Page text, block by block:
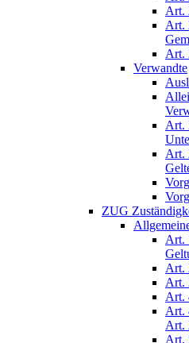
Art.
Art.
Art.
Verwandte
Art.
Art.
ZUG
Art.
Art.
Art.
Art.
Art.
Art.
Art.